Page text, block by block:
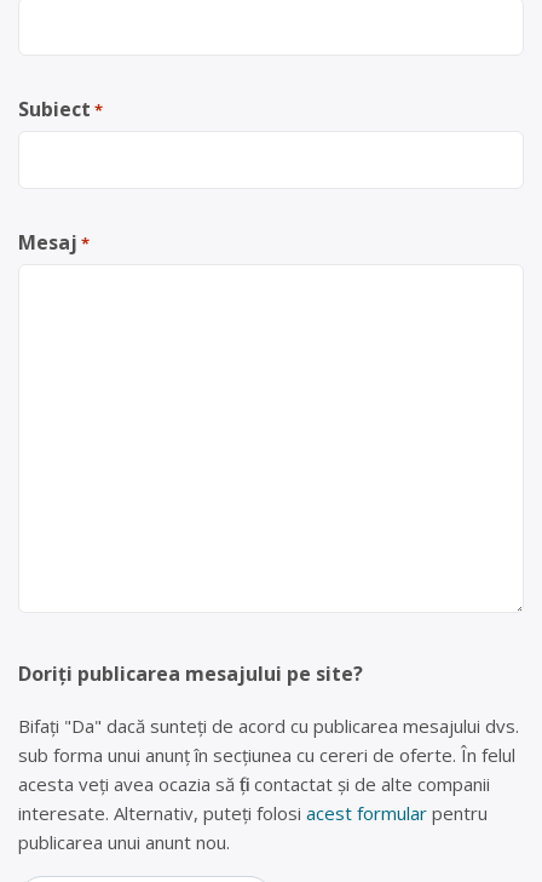
Subiect *
Mesaj *
Doriți publicarea mesajului pe site?
Bifați "Da" dacă sunteți de acord cu publicarea mesajului dvs.
sub forma unui anunț în secțiunea cu cereri de oferte. În felul
acesta veți avea ocazia să fiți contactat și de alte companii
interesate. Alternativ, puteți folosi acest formular pentru
publicarea unui anunt nou.